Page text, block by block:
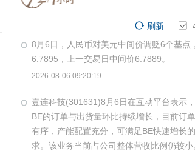
刷新
8月6日，人民币对美元中间价调贬6个基点
6.7895，上一交易日中间价6.7889。
2026-08-06 09:20:19
壹连科技(301631)8月6日在互动平台表示
BE的订单与出货量环比持续增长，目前订
有序，产能配置充分，可满足BE快速增长
求。该业务当前占公司整体营收比例仍较小